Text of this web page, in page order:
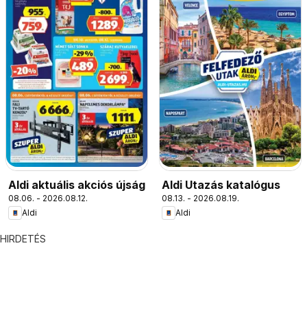
Aldi aktuális akciós újság
08.06. - 2026.08.12.
Aldi
Aldi Utazás katalógus
08.13. - 2026.08.19.
Aldi
HIRDETÉS